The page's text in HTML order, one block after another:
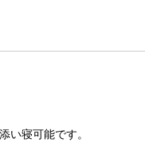
い寝可能です。